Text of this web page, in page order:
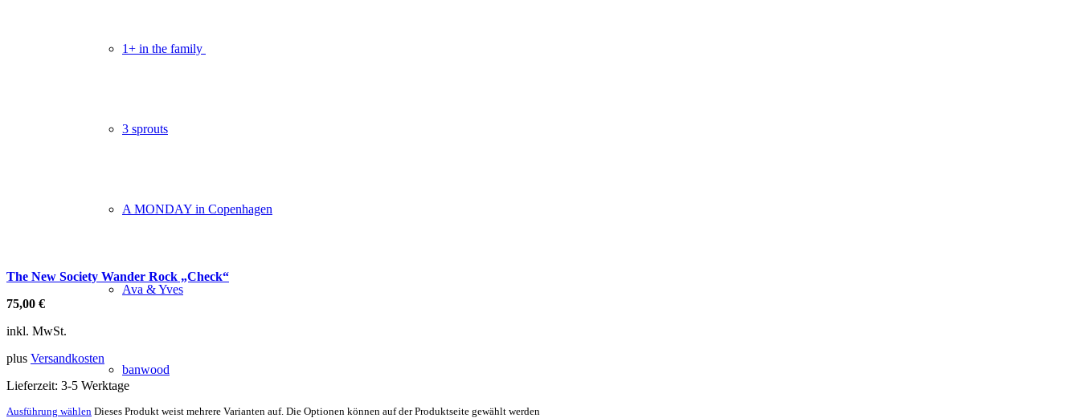
1+ in the family
3 sprouts
A MONDAY in Copenhagen
Ava & Yves
banwood
The New Society Wander Rock „Check“
75,00 €
inkl. MwSt.
plus Versandkosten
Lieferzeit: 3-5 Werktage
Ausführung wählen Dieses Produkt weist mehrere Varianten auf. Die Optionen können auf der Produktseite gewählt werden